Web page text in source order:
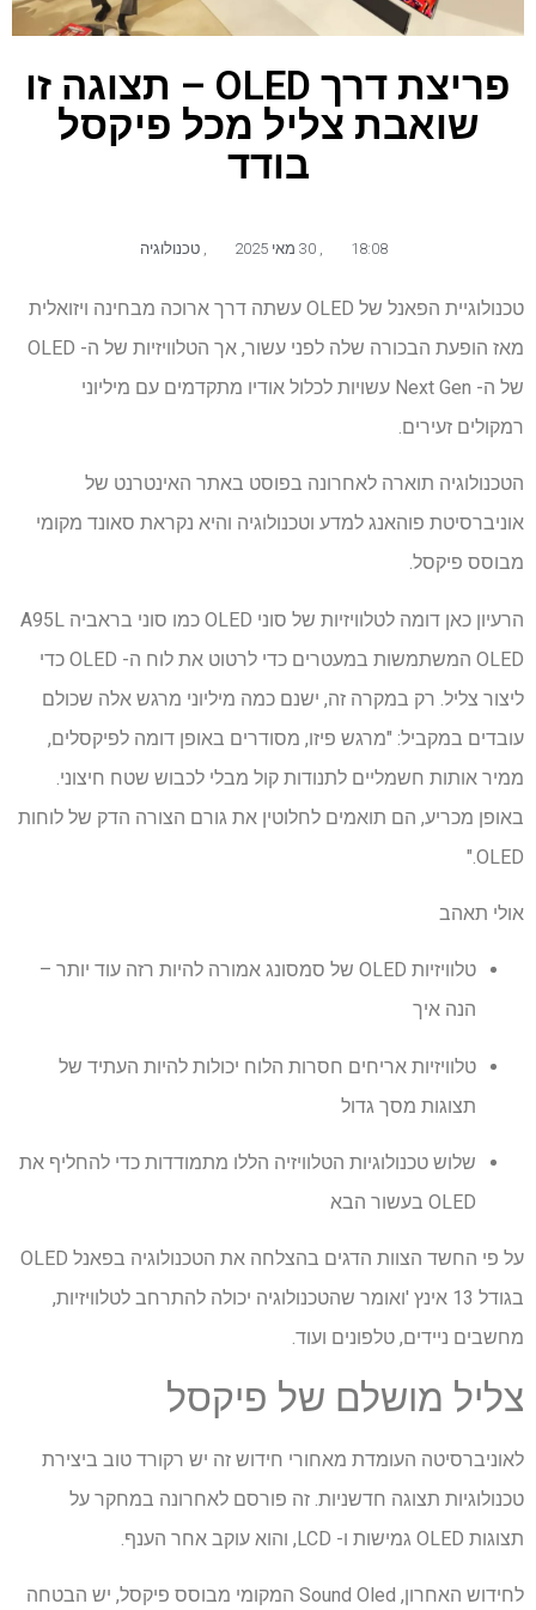
פריצת דרך OLED – תצוגה זו
שואבת צליל מכל פיקסל
בודד
18:08 30 מאי 2025 טכנולוגיה
טכנולוגיית הפאנל של OLED עשתה דרך ארוכה מבחינה ויזואלית
מאז הופעת הבכורה שלה לפני עשור, אך הטלוויזיות של ה- OLED
של ה- Next Gen עשויות לכלול אודיו מתקדמים עם מיליוני
רמקולים זעירים.
הטכנולוגיה תוארה לאחרונה בפוסט באתר האינטרנט של
אוניברסיטת פוהאנג למדע וטכנולוגיה והיא נקראת סאונד מקומי
מבוסס פיקסל.
הרעיון כאן דומה לטלוויזיות של סוני OLED כמו סוני בראביה A95L
OLED המשתמשות במעטרים כדי לרטוט את לוח ה- OLED כדי
ליצור צליל. רק במקרה זה, ישנם כמה מיליוני מרגש אלה שכולם
עובדים במקביל: "מרגש פיזו, מסודרים באופן דומה לפיקסלים,
ממיר אותות חשמליים לתנודות קול מבלי לכבוש שטח חיצוני.
באופן מכריע, הם תואמים לחלוטין את גורם הצורה הדק של לוחות
OLED."
אולי תאהב
טלוויזיות OLED של סמסונג אמורה להיות רזה עוד יותר –
הנה איך
טלוויזיות אריחים חסרות הלוח יכולות להיות העתיד של
תצוגות מסך גדול
שלוש טכנולוגיות הטלוויזיה הללו מתמודדות כדי להחליף את
OLED בעשור הבא
על פי החשד הצוות הדגים בהצלחה את הטכנולוגיה בפאנל OLED
בגודל 13 אינץ 'ואומר שהטכנולוגיה יכולה להתרחב לטלוויזיות,
מחשבים ניידים, טלפונים ועוד.
צליל מושלם של פיקסל
לאוניברסיטה העומדת מאחורי חידוש זה יש רקורד טוב ביצירת
טכנולוגיות תצוגה חדשניות. זה פורסם לאחרונה במחקר על
תצוגות OLED גמישות ו- LCD, והוא עוקב אחר הענף.
לחידוש האחרון, Sound Oled המקומי מבוסס פיקסל, יש הבטחה